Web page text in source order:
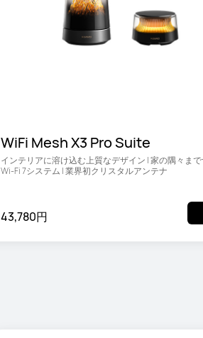
WiFi Mesh X3 Pro Suite
インテリアに溶け込む上質なデザイン | 家の隅々ま
Wi-Fi 7システム | 業界初クリスタルアンテナ
43,780円